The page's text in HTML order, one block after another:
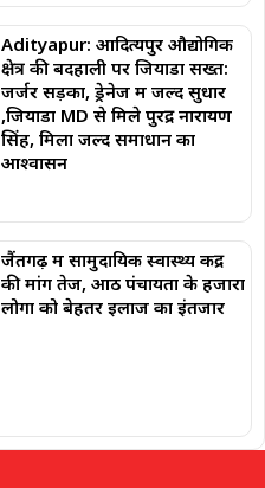
Adityapur: आदित्यपुर औद्योगिक
क्षेत्र की बदहाली पर जियाडा सख्त:
जर्जर सड़कों, ड्रेनेज में जल्द सुधार
,जियाडा MD से मिले पुरेंद्र नारायण
सिंह, मिला जल्द समाधान का
आश्वासन
जैंतगढ़ में सामुदायिक स्वास्थ्य केंद्र
की मांग तेज, आठ पंचायतों के हजारों
लोगों को बेहतर इलाज का इंतजार